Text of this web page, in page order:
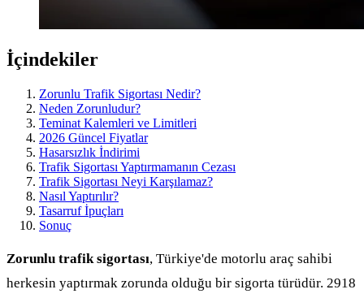
İçindekiler
Zorunlu Trafik Sigortası Nedir?
Neden Zorunludur?
Teminat Kalemleri ve Limitleri
2026 Güncel Fiyatlar
Hasarsızlık İndirimi
Trafik Sigortası Yaptırmamanın Cezası
Trafik Sigortası Neyi Karşılamaz?
Nasıl Yaptırılır?
Tasarruf İpuçları
Sonuç
Zorunlu trafik sigortası, Türkiye'de motorlu araç sahibi
herkesin yaptırmak zorunda olduğu bir sigorta türüdür. 2918